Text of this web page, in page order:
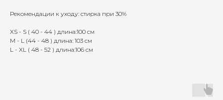
Рекомендации к уходу: стирка при 30%
XS - S ( 40 - 44 ) длина:100 см
M - L (44 - 48 ) длина: 103 см
L - XL ( 48 - 52 ) длина:106 см